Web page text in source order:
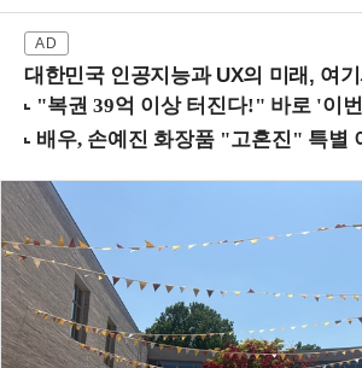
대한민국 인공지능과 UX의 미래, 여기서 시작됩